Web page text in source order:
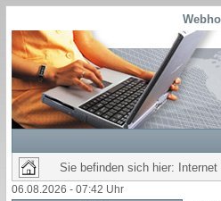
Sie befinden sich hier:
06.08.2026 - 07:42 Uhr